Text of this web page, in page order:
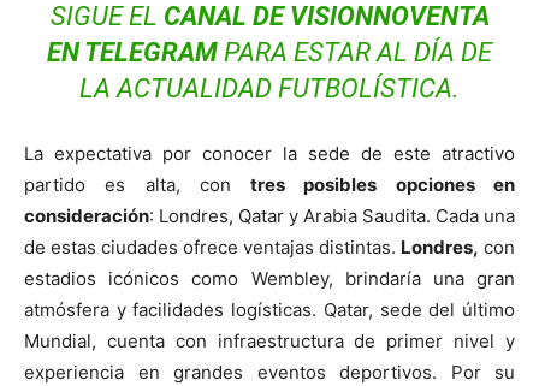
SIGUE EL CANAL DE VISIONNOVENTA
ENTELEGRAM PARA ESTAR AL DÍA DE
LA ACTUALIDAD FUTBOLÍSTICA.
La expectativa por conocer la sede de este atractivo
partido es alta, contres posibles opciones en
consideración: Londres, Qatar y Arabia Saudita. Cada una
de estas ciudades ofrece ventajas distintas. Londres, con
estadios icónicos como Wembley, brindaría una gran
atmósfera y facilidades logísticas. Qatar, sede del último
Mundial, cuenta con infraestructura de primer nivel y
experiencia en grandes eventos deportivos. Por su